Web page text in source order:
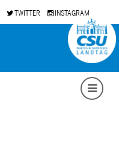
TWITTER INSTAGRAM